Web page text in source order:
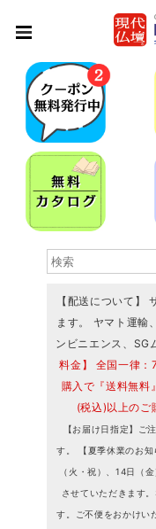
【配送について】
ます。 ヤマト運輸
ンビニエンス、SG
料金】 全国一律
購入で『送料無料
(税込)以上のご
【お届け日指定】ご
す。 【夏季休業のお
（火・祝）、14日（
させていただきます
す。ご不便をおかけい